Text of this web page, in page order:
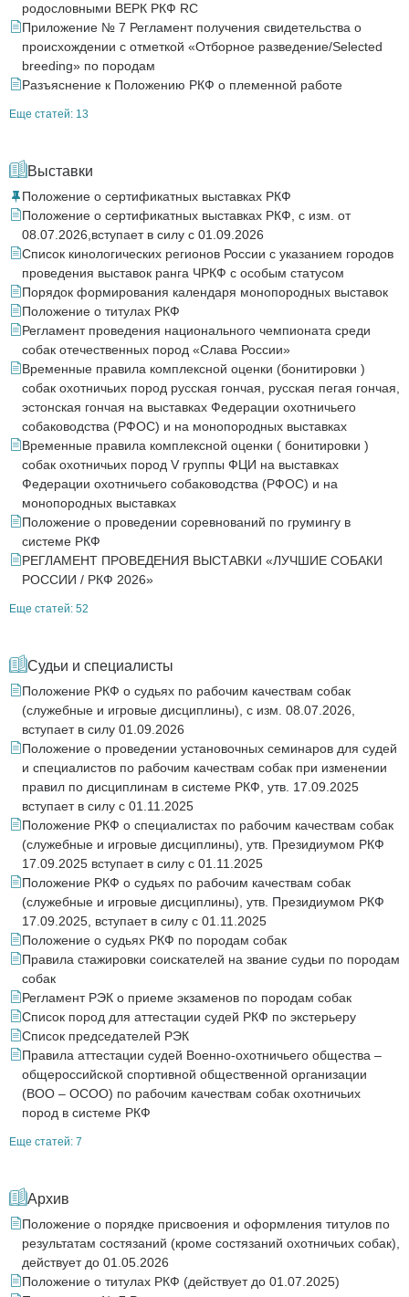
родословными ВЕРК РКФ RC
Приложение № 7 Регламент получения свидетельства о
происхождении с отметкой «Отборное разведение/Selected
breeding» по породам
Разъяснение к Положению РКФ о племенной работе
Еще статей: 13
Выставки
Положение о сертификатных выставках РКФ
Положение о сертификатных выставках РКФ, с изм. от
08.07.2026,вступает в силу с 01.09.2026
Список кинологических регионов России с указанием городов
проведения выставок ранга ЧРКФ с особым статусом
Порядок формирования календаря монопородных выставок
Положение о титулах РКФ
Регламент проведения национального чемпионата среди
собак отечественных пород «Слава России»
Временные правила комплексной оценки (бонитировки )
собак охотничьих пород русская гончая, русская пегая гончая,
эстонская гончая на выставках Федерации охотничьего
собаководства (РФОС) и на монопородных выставках
Временные правила комплексной оценки ( бонитировки )
собак охотничьих пород V группы ФЦИ на выставках
Федерации охотничьего собаководства (РФОС) и на
монопородных выставках
Положение о проведении соревнований по грумингу в
системе РКФ
РЕГЛАМЕНТ ПРОВЕДЕНИЯ ВЫСТАВКИ «ЛУЧШИЕ СОБАКИ
РОССИИ / РКФ 2026»
Еще статей: 52
Судьи и специалисты
Положение РКФ о судьях по рабочим качествам собак
(служебные и игровые дисциплины), с изм. 08.07.2026,
вступает в силу 01.09.2026
Положение о проведении установочных семинаров для судей
и специалистов по рабочим качествам собак при изменении
правил по дисциплинам в системе РКФ, утв. 17.09.2025
вступает в силу с 01.11.2025
Положение РКФ о специалистах по рабочим качествам собак
(служебные и игровые дисциплины), утв. Президиумом РКФ
17.09.2025 вступает в силу с 01.11.2025
Положение РКФ о судьях по рабочим качествам собак
(служебные и игровые дисциплины), утв. Президиумом РКФ
17.09.2025, вступает в силу с 01.11.2025
Положение о судьях РКФ по породам собак
Правила стажировки соискателей на звание судьи по породам
собак
Регламент РЭК о приеме экзаменов по породам собак
Список пород для аттестации судей РКФ по экстерьеру
Список председателей РЭК
Правила аттестации судей Военно-охотничьего общества –
общероссийской спортивной общественной организации
(ВОО – ОСОО) по рабочим качествам собак охотничьих
пород в системе РКФ
Еще статей: 7
Архив
Положение о порядке присвоения и оформления титулов по
результатам состязаний (кроме состязаний охотничьих собак),
действует до 01.05.2026
Положение о титулах РКФ (действует до 01.07.2025)